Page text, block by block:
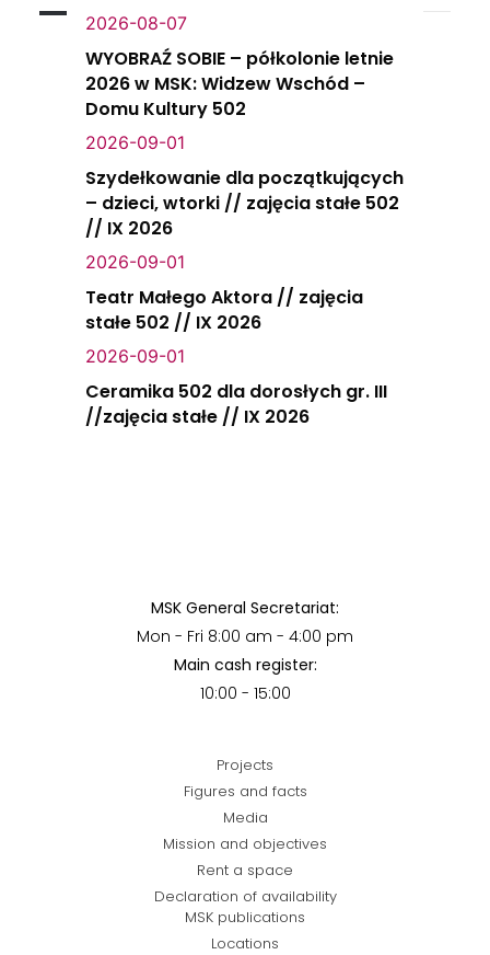
2026-08-07
WYOBRAŹ SOBIE – półkolonie letnie
2026 w MSK: Widzew Wschód –
Domu Kultury 502
2026-09-01
Szydełkowanie dla początkujących
– dzieci, wtorki // zajęcia stałe 502
// IX 2026
2026-09-01
Teatr Małego Aktora // zajęcia
stałe 502 // IX 2026
2026-09-01
Ceramika 502 dla dorosłych gr. III
//zajęcia stałe // IX 2026
MSK General Secretariat:
Mon - Fri 8:00 am - 4:00 pm
Main cash register:
10:00 - 15:00
Projects
Figures and facts
Media
Mission and objectives
Rent a space
Declaration of availability
MSK publications
Locations